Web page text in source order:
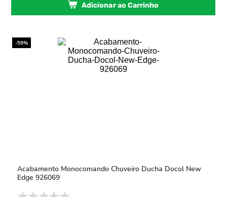
Adicionar ao Carrinho
-59%
Acabamento Monocomando Chuveiro Ducha Docol New
Edge 926069